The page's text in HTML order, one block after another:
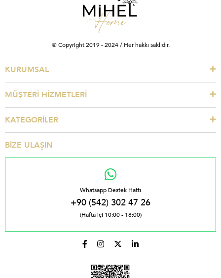
© Copyright 2019 - 2024 / Her hakkı saklıdır.
KURUMSAL
MÜŞTERİ HİZMETLERİ
KATEGORİLER
BİZE ULAŞIN
Whatsapp Destek Hattı
+90 (542) 302 47 26
(Hafta içi 10:00 - 18:00)